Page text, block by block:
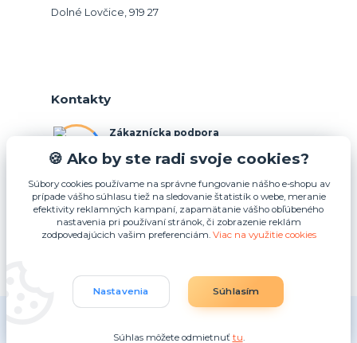
Dolné Lovčice, 919 27
Kontakty
Zákaznícka podpora
(Po-Pia, 10-15 hod.)
info@podnosy.sk
Upraviť zber cookies.
🍪 Ako by ste radi svoje cookies?
Súbory cookies používame na správne fungovanie nášho e-shopu av
prípade vášho súhlasu tiež na sledovanie štatistík o webe, meranie
efektivity reklamných kampaní, zapamätanie vášho obľúbeného
nastavenia pri používaní stránok, či zobrazenie reklám
zodpovedajúcich vašim preferenciám. Viac na využitie cookies
Nastavenia Súhlasím
Súhlas môžete odmietnuť tu.